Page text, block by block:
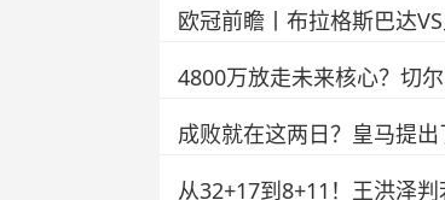
欧冠前瞻丨布拉格斯巴达
4800万放走未来核心？切
成败就在这两日？皇马提
从32+17到8+11！王洪泽